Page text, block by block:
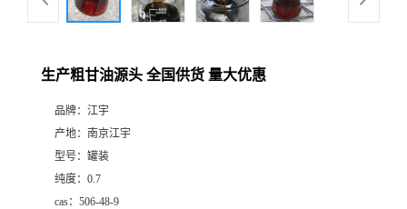
生产粗甘油源头 全国供货 量大优惠
品牌： 江宇
产地： 南京江宇
型号： 罐装
纯度： 0.7
cas： 506-48-9